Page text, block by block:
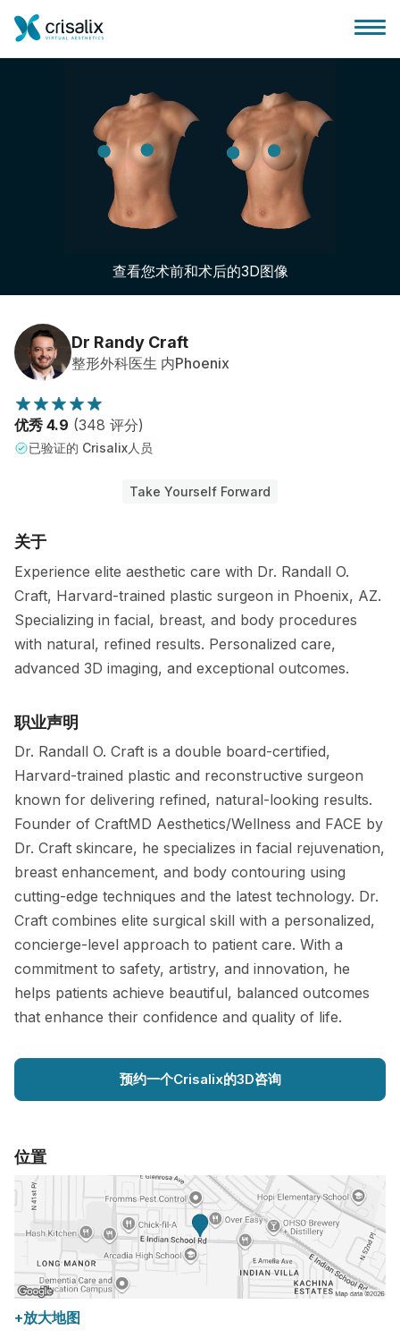
外科医生之家
客户评价
查看您术前和术后的3D图像
Dr Randy Craft
整形外科医生 内Phoenix
优秀 4.9 (348 评分)
已验证的 Crisalix人员
Take Yourself Forward
关于
Experience elite aesthetic care with Dr. Randall O.
Craft, Harvard-trained plastic surgeon in Phoenix, AZ.
Specializing in facial, breast, and body procedures
with natural, refined results. Personalized care,
advanced 3D imaging, and exceptional outcomes.
职业声明
Dr. Randall O. Craft is a double board-certified,
Harvard-trained plastic and reconstructive surgeon
known for delivering refined, natural-looking results.
Founder of CraftMD Aesthetics/Wellness and FACE by
Dr. Craft skincare, he specializes in facial rejuvenation,
breast enhancement, and body contouring using
cutting-edge techniques and the latest technology. Dr.
Craft combines elite surgical skill with a personalized,
concierge-level approach to patient care. With a
commitment to safety, artistry, and innovation, he
helps patients achieve beautiful, balanced outcomes
that enhance their confidence and quality of life.
预约一个Crisalix的3D咨询
位置
+放大地图